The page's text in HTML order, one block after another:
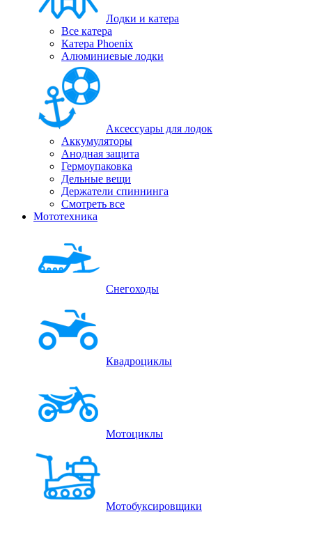
Лодки и катера
Все катера
Катера Phoenix
Алюминиевые лодки
Аксессуары для лодок
Аккумуляторы
Анодная защита
Гермоупаковка
Дельные вещи
Держатели спиннинга
Смотреть все
Мототехника
Снегоходы
Квадроциклы
Мотоциклы
Мотобуксировщики